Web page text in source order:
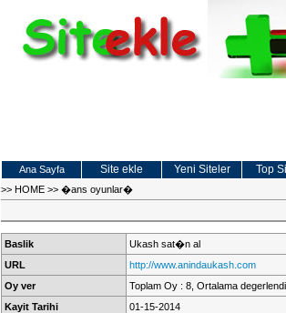
Ana Sayfa Site ekle Yeni Siteler Top
>> HOME >> �ans oyunlar�
Baslik
Ukash sat�n al
URL
http://www.anindaukash.com
Oy ver
Toplam Oy : 8, Ortalama
Kayit Tarihi
01-15-2014